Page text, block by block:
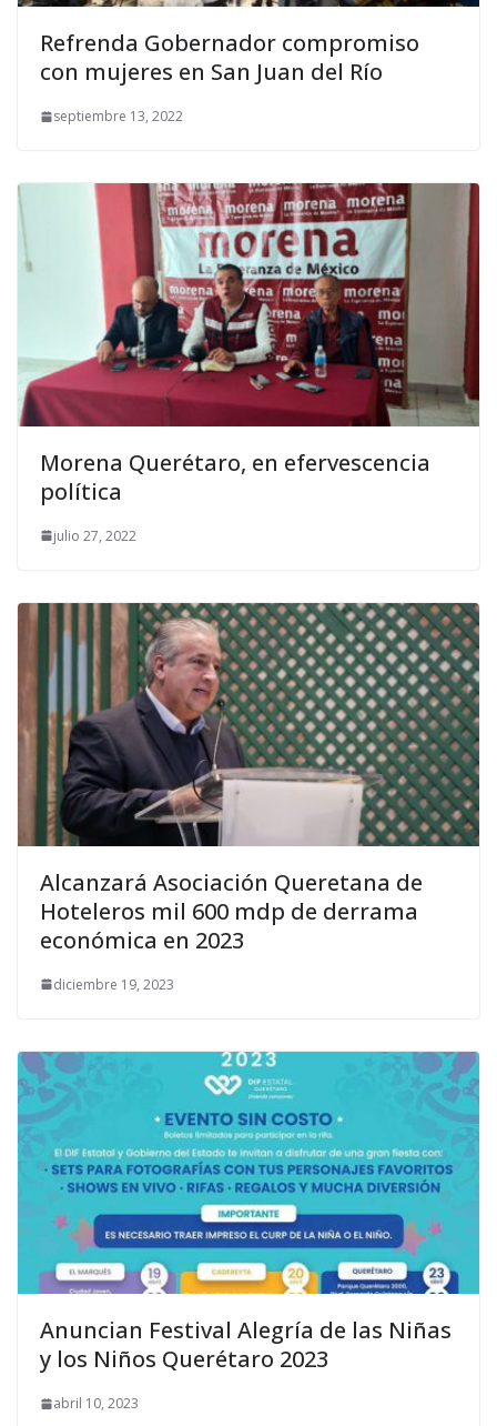
Refrenda Gobernador compromiso
con mujeres en San Juan del Río
septiembre 13, 2022
Morena Querétaro, en efervescencia
política
julio 27, 2022
Alcanzará Asociación Queretana de
Hoteleros mil 600 mdp de derrama
económica en 2023
diciembre 19, 2023
Anuncian Festival Alegría de las Niñas
y los Niños Querétaro 2023
abril 10, 2023